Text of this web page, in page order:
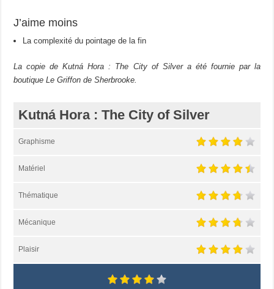
J’aime moins
La complexité du pointage de la fin
La copie deKutná Hora : The City of Silver a été fournie par la
boutique Le Griffon de Sherbrooke.
Kutná Hora : The City of Silver
Graphisme
Matériel
Thématique
Mécanique
Plaisir